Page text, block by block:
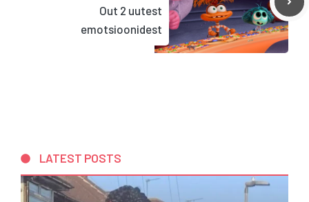
Out 2 uutest
emotsioonidest
LATEST POSTS